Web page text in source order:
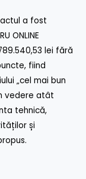
a fost
ONLINE
lei fără
fiind
„cel mai bun
vedere atât
tehnică,
și